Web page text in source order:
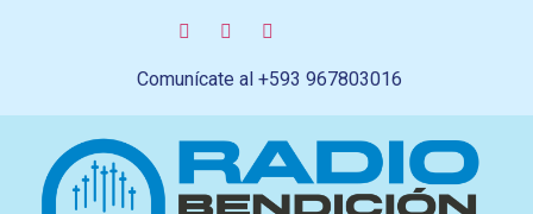
Comunícate al +593 967803016